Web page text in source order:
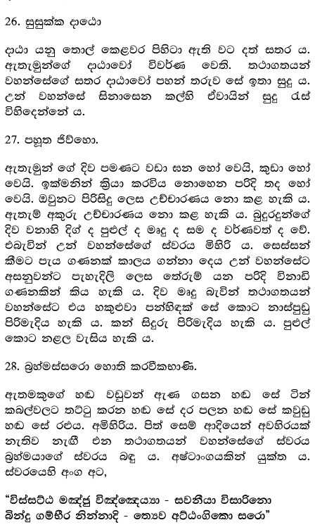
26. සුසුක්ක දාඨො
දාඨා යනු තොල් කෙළවර පිහිටා ඇති වට දත් සතර ය.
ඇතැමුන්ගේ දාඨාවෝ විවර්ණ වෙති. තථාගතයන්
වහන්සේගේ සතර දාඨාවෝ පහන් තරුව සේ ඉතා සුදු ය.
උන් වහන්සේ සිනාසෙන කල්හි ඒවායින් සුදු රැස්
විහිදෙන්නේ ය.
27. පහූත ජිව්හො.
ඇතැමුන් ගේ දිව පමණට වඩා ඝන හෝ වෙයි, කුඩා හෝ
වෙයි. ඉක්මනින් ක්‍රියා කරවිය නොහෙන පරිදි තද හෝ
වෙයි. ඔවුනට පිරිසිදු ලෙස උච්චාරණය නො කළ හැකි ය.
ඇතැම් අකුරු උච්චාරණය නො කළ හැකි ය. බුදුරදුන්ගේ
දිව වනාහි දිග් ද පුළුල් ද මෘදු ද සම ද වර්ණවත් ද වේ.
එබැවින් උන් වහන්සේගේ ස්වරය මිහිරි ය. සෙස්සන්
කීමට පැය ගණනක් කාලය ගන්නා දෙය උන් වහන්සේට
අසනුවන්ට පැහැදිලි ලෙස තේරුම් යන පරිදි විනාඩි
ගණනකින් කිය හැකි ය. දිව මෘදු බැවින් තථාගතයන්
වහන්සේට එය හකුළුවා පන්හිඳක් සේ කොට නාස්පුඩු
පිරිමැදිය හැකි ය. කන් සිදුරු පිරිමැදිය හැකි ය. පුළුල්
කොට නළල වැසිය හැකි ය.
28. බ්‍රහ්මස්සරො හොති කරවීකභාණි.
ඇතමකුගේ හඬ වඩුවන් ඇණ ගසන හඬ සේ ටින්
කබල්වලට තට්ටු කරන හඬ සේ දර පලන හඬ සේ කවුඩු
හඬ සේ රළුය. අමිහිරිය. පිත් සෙම් ආදියෙන් අවහිරයක්
නැතිව නැඟී එන තථාගතයන් වහන්සේගේ ස්වරය
බ්‍රහ්මයාගේ ස්වරය බඳු ය. අෂ්ටාංගයකින් යුක්ත ය.
ස්වරයෙහි අංග අට,
“විස්සට්ඨ මඤ්ජු විඤ්ඤෙය්‍යා - සවනීයා විසාරිනො
බින්දු ගම්භීර නින්නාදි - ත්‍යෙව අට්ඨංගිකො සරො”